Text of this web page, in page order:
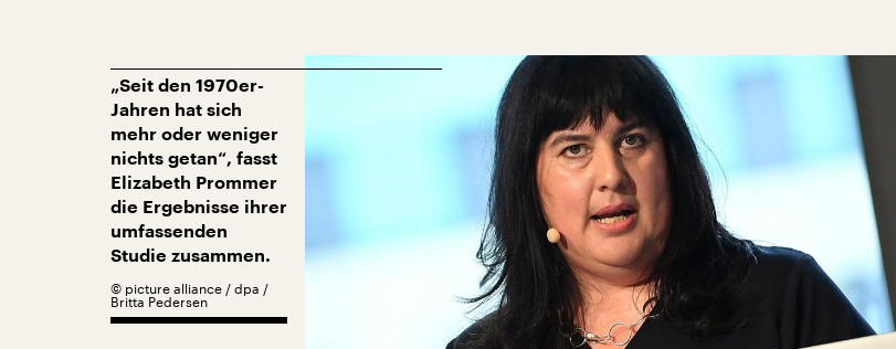
„Seit den 1970er-
Jahren hat sich
mehr oder weniger
nichts getan“, fasst
Elizabeth Prommer
die Ergebnisse ihrer
umfassenden
Studie zusammen.
© picture alliance / dpa /
Britta Pedersen